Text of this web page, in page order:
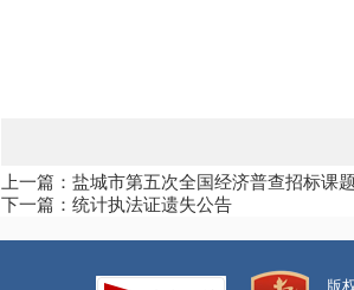
上一篇：盐城市第五次全国经济普查招标课
下一篇：统计执法证遗失公告
版